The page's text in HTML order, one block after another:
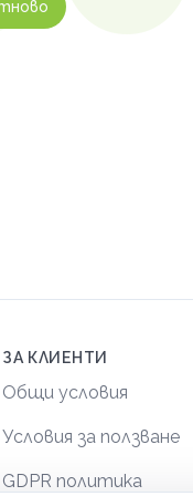
ЗА КЛИЕНТИ
Общи условия
Условия за ползване
GDPR политика